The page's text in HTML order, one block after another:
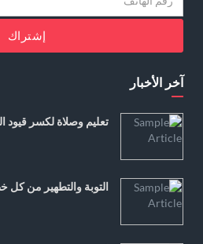
إشتراك
آخر الأخبار
تعليم وصلاة لكسر قيود
التوبة والتطهير من كل